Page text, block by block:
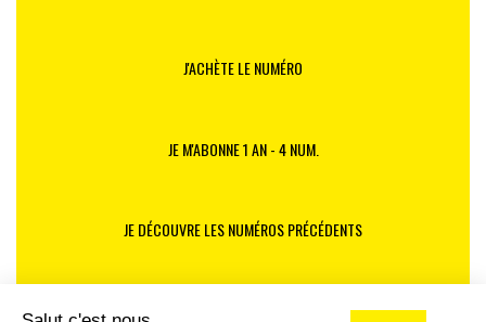
J'ACHÈTE LE NUMÉRO
JE M'ABONNE 1 AN - 4 NUM.
JE DÉCOUVRE LES NUMÉROS PRÉCÉDENTS